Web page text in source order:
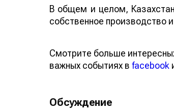
В общем и целом,
собственное производство
Смотрите больше
важных событиях в facebook
Обсуждение